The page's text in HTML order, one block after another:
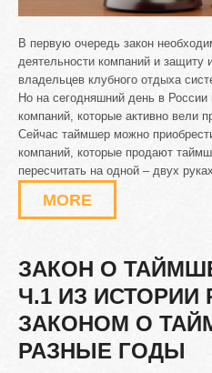
В первую очередь закон
деятельности компаний и защиту
владельцев клубного отдыха
Но на сегодняшний день в России
компаний, которые активно вели
Сейчас таймшер можно
компаний, которые продают
пересчитать на одной – двух
MORE
ЗАКОН О
Ч.1 ИЗ ИСТОРИИ
ЗАКОНОМ О
РАЗНЫЕ ГОДЫ